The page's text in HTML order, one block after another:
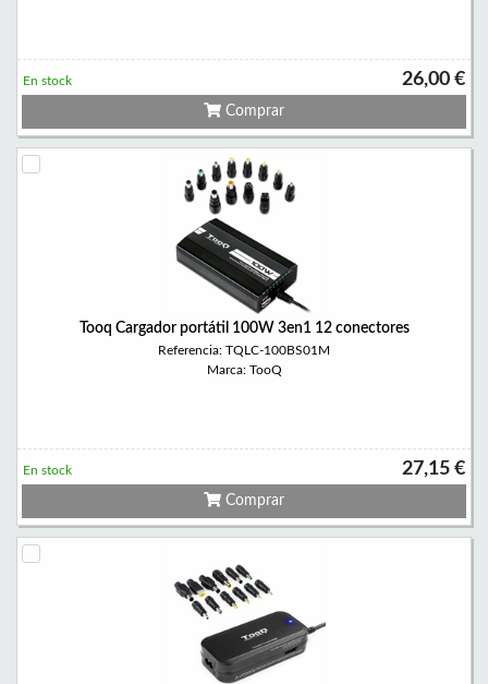
26,00 €
En stock
Comprar
Tooq Cargador portátil 100W 3en1 12 conectores
Referencia: TQLC-100BS01M
Marca: TooQ
27,15 €
En stock
Comprar